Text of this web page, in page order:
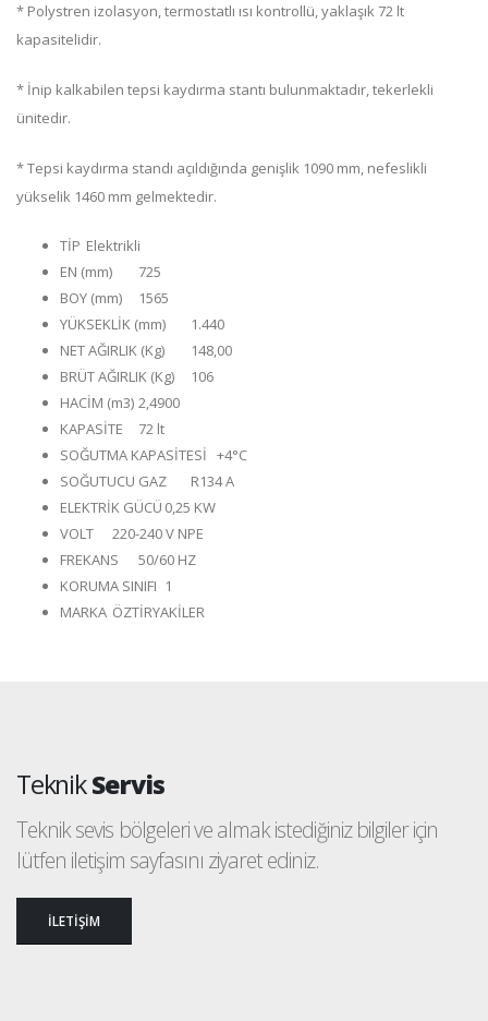
* Polystren izolasyon, termostatlı ısı kontrollü, yaklaşık 72 lt
kapasitelidir.
* İnip kalkabilen tepsi kaydırma stantı bulunmaktadır, tekerlekli
ünitedir.
* Tepsi kaydırma standı açıldığında genişlik 1090 mm, nefeslikli
yükselik 1460 mm gelmektedir.
TİP Elektrikli
EN (mm)
725
BOY (mm)
1565
YÜKSEKLİK (mm)
1.440
NET AĞIRLIK (Kg)
148,00
BRÜT AĞIRLIK (Kg)
106
HACİM (m3) 2,4900
KAPASİTE
72 lt
SOĞUTMA KAPASİTESİ +4°C
SOĞUTUCU GAZ
R134 A
ELEKTRİK GÜCÜ 0,25 KW
VOLT
220-240 V NPE
FREKANS
50/60 HZ
KORUMA SINIFI 1
MARKA ÖZTİRYAKİLER
TeknikServis
Teknik sevis bölgeleri ve almak istediğiniz bilgiler için
lütfen iletişim sayfasını ziyaret ediniz.
İLETİŞİM